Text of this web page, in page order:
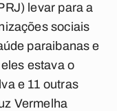
levar para a
sociais
paraibanas e
estava o
e 11 outras
Vermelha